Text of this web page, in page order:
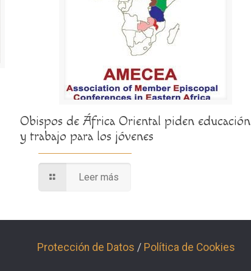
Obispos de África Oriental piden educación
y trabajo para los jóvenes
Leer más
Protección de Datos / Política de Cookies